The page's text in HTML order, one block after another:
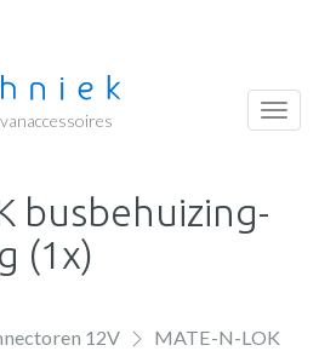
busbehuizing-
(1x)
12V MATE-N-LOK